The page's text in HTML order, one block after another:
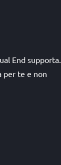
End supporta.
per te e non